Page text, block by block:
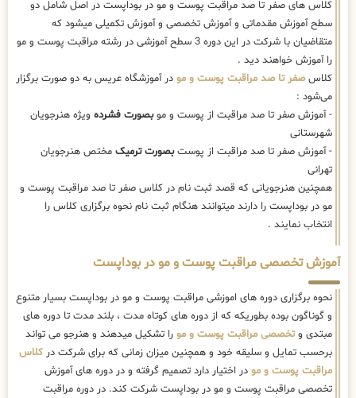
کلاس های صفر تا صد مراقبت پوست و مو در بوداپست در اصل شامل دو
سطح آموزش مقدماتی و آموزش تخصصی و آموزش تکمیلی میشود که
متقاضیان با شرکت در این دوره 3 سطح آموزشی در رشته مراقبت پوست و مو
را آموزش خواهند دید .
کلاسصفر تا صد مراقبت پوست و مو در آموزشگاه عریس به دو صورت برگزار
می‌شود :
- آموزش صفر تا صد مراقبت از پوست و موبصورت فشرده ویژه هنرجویان
شهرستانی
- آموزش صفر تا صد مراقبت از پوستبصورت ترمیک مختص هنرجویان
تهرانی
همچنین هنرجویانی که قصد ثبت نام در کلاس صفر تا صد مراقبت پوست و
مو در بوداپست را دارند میتوانند هنگام ثبت نام نحوه برگزاری کلاس را
انتخاب نمایند .
آموزش تخصصی مراقبت پوست و مو در بوداپست
نحوه برگزاری دوره های اموزشی مراقبت پوست و مو در بوداپست بسیار متنوع
و گوناگون بوده بطوریکه که از دوره های کوتاه مدت ، بلند مدت تا دوره های
مبتدی وتخصصی مراقبت پوست و مو را تشکیل میدهند و هنرجو می تواند
برحسب تمایل و سلیقه خود و همچنین میزان زمانی که برای شرکت در کلاس
مراقبت پوست و مو در اختیار دارد تصمیم گرفته و در دوره های آموزش
تخصصی مراقبت پوست و مو در بوداپست شرکت کند. در دوره مراقبت